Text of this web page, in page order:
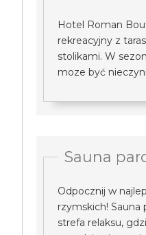
Hotel Roman
rekreacyjny z
stolikami. W
moze być
Sauna
Odpocznij w
rzymskich! Sauna
strefa relaksu,